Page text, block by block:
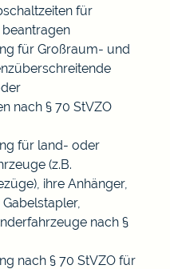
für
für Großraum- und
nach § 70 StVZO
für land- oder
(z.B.
ihre Anhänger,
nach §
nach § 70 StVZO für